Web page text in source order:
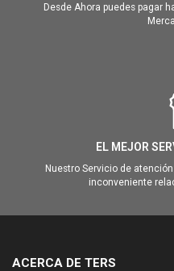
Desde Ahora puedes pagar
EL MEJOR
Nuestro Servicio de
inconveniente
ACERCA DE TERS